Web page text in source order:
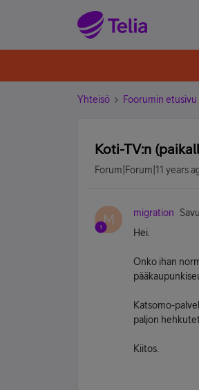
Yhteisö Foorumin etusivu
Koti-TV:n
Forum|Forum|11 years
M migration
Hei.
Onko ihan
Katsomo-
paljon
Kiitos.